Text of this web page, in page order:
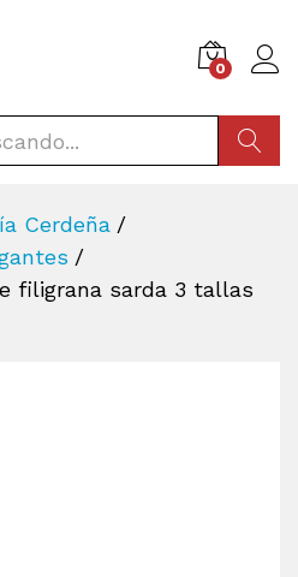
0
Cerdeña /
/
filigrana sarda 3 tallas